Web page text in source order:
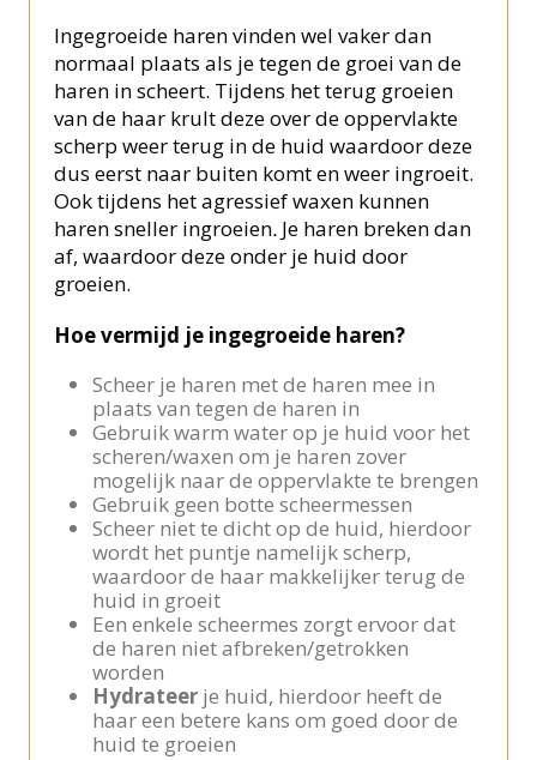
Ingegroeide haren vinden wel vaker dan
normaal plaats als je tegen de groei van de
haren in scheert. Tijdens het terug groeien
van de haar krult deze over de oppervlakte
scherp weer terug in de huid waardoor deze
dus eerst naar buiten komt en weer ingroeit.
Ook tijdens het agressief waxen kunnen
haren sneller ingroeien. Je haren breken dan
af, waardoor deze onder je huid door
groeien.
Hoe vermijd je ingegroeide haren?
Scheer je haren met de haren mee in
plaats van tegen de haren in
Gebruik warm water op je huid voor het
scheren/waxen om je haren zover
mogelijk naar de oppervlakte te brengen
Gebruik geen botte scheermessen
Scheer niet te dicht op de huid, hierdoor
wordt het puntje namelijk scherp,
waardoor de haar makkelijker terug de
huid in groeit
Een enkele scheermes zorgt ervoor dat
de haren niet afbreken/getrokken
worden
Hydrateer je huid, hierdoor heeft de
haar een betere kans om goed door de
huid te groeien